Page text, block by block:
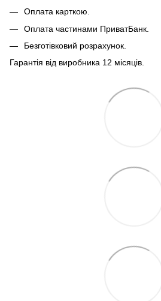
Оплата карткою.
Оплата частинами ПриватБанк.
Безготівковий розрахунок.
Гарантія від виробника 12 місяців.